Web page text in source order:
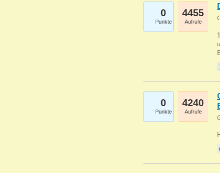
0
Punkte
4455
Aufrufe
0
Punkte
4240
Aufrufe